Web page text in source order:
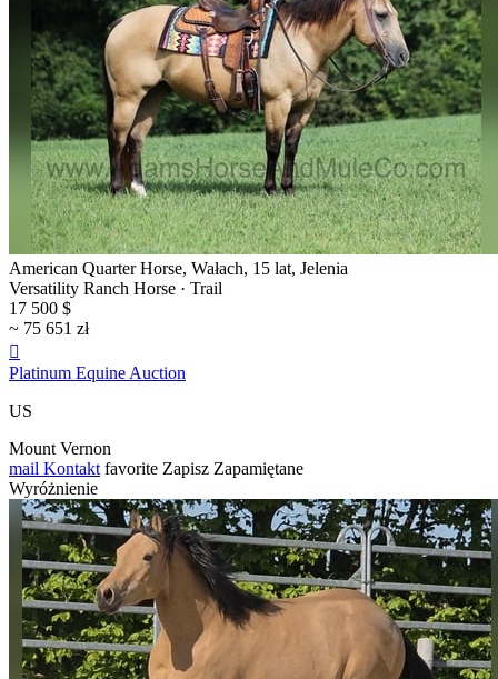
American Quarter Horse, Wałach, 15 lat, Jelenia
Versatility Ranch Horse · Trail
17 500 $
~ 75 651 zł

Platinum Equine Auction
US
Mount Vernon
mail Kontakt favorite Zapisz Zapamiętane
Wyróżnienie